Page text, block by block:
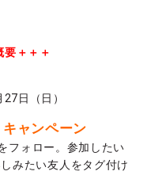
要＋＋＋
日（日）
ャンペーン
フォロー。参加したい
みたい友人をタグ付け